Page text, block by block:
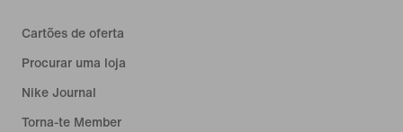
Cartões de oferta
Procurar uma loja
Nike Journal
Torna-te Member